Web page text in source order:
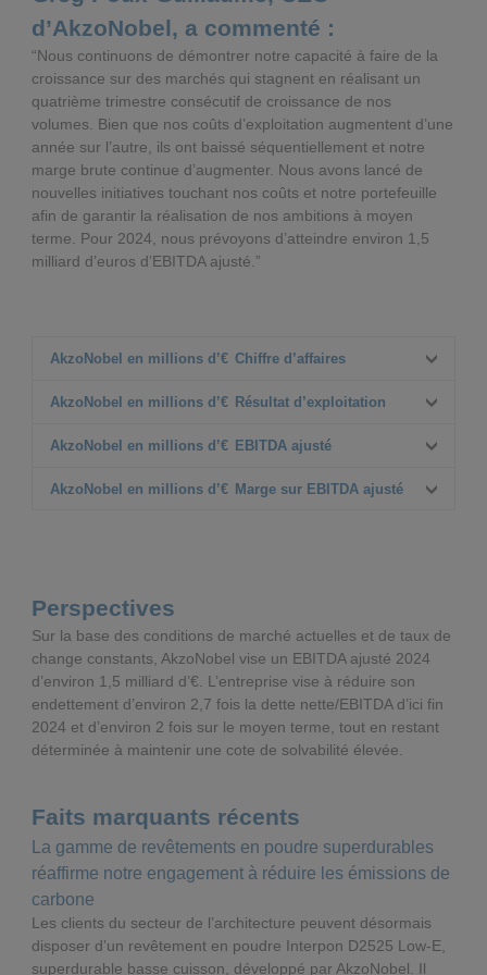
d’AkzoNobel, a commenté :
“Nous continuons de démontrer notre capacité à faire de la
croissance sur des marchés qui stagnent en réalisant un
quatrième trimestre consécutif de croissance de nos
volumes. Bien que nos coûts d’exploitation augmentent d’une
année sur l’autre, ils ont baissé séquentiellement et notre
marge brute continue d’augmenter. Nous avons lancé de
nouvelles initiatives touchant nos coûts et notre portefeuille
afin de garantir la réalisation de nos ambitions à moyen
terme. Pour 2024, nous prévoyons d’atteindre environ 1,5
milliard d’euros d’EBITDA ajusté.”
AkzoNobel en millions d’€ Chiffre d’affaires
T3 2023 2 741
T3 2024 2 668
△% (3%)
AkzoNobel en millions d’€ Résultat d’exploitation
T3 2023 354
T3 2024 259
AkzoNobel en millions d’€ EBITDA ajusté
T3 2023 414
Δ% organique
AkzoNobel en millions d’€ Marge sur EBITDA ajusté
△%
Δ% organique
Perspectives
Sur la base des conditions de marché actuelles et de taux de
change constants, AkzoNobel vise un EBITDA ajusté 2024
d’environ 1,5 milliard d’€. L’entreprise vise à réduire son
endettement d’environ 2,7 fois la dette nette/EBITDA d’ici fin
2024 et d’environ 2 fois sur le moyen terme, tout en restant
déterminée à maintenir une cote de solvabilité élevée.
Faits marquants récents
La gamme de revêtements en poudre superdurables
réaffirme notre engagement à réduire les émissions de
carbone
Les clients du secteur de l’architecture peuvent désormais
disposer d’un revêtement en poudre Interpon D2525 Low-E,
superdurable basse cuisson, développé par AkzoNobel. Il